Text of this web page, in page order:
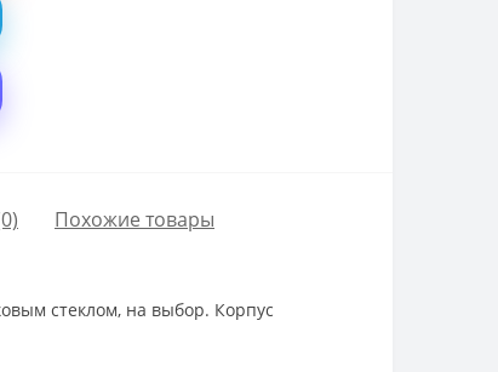
Похожие товары
стеклом, на выбор. Корпус